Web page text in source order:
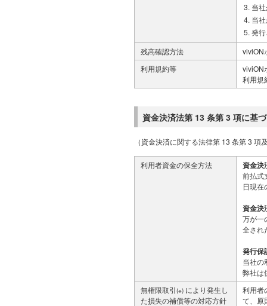
当
当
発
残高確認方法
viviON
利用規約等
viviON
利用規
資金決済法第 13 条第 3 項に基
（資金決済に関する法律第 13 条第 3
利用者資金の保全方法 資金決
前払式
日現
資金決
万が一
全され
発行保
当社の
弊社は
無権限取引(※) により発生し
た損失の補償等の対応方針
利用者
て、原